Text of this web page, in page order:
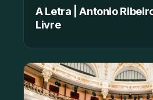
A Letra | Antonio
Livre